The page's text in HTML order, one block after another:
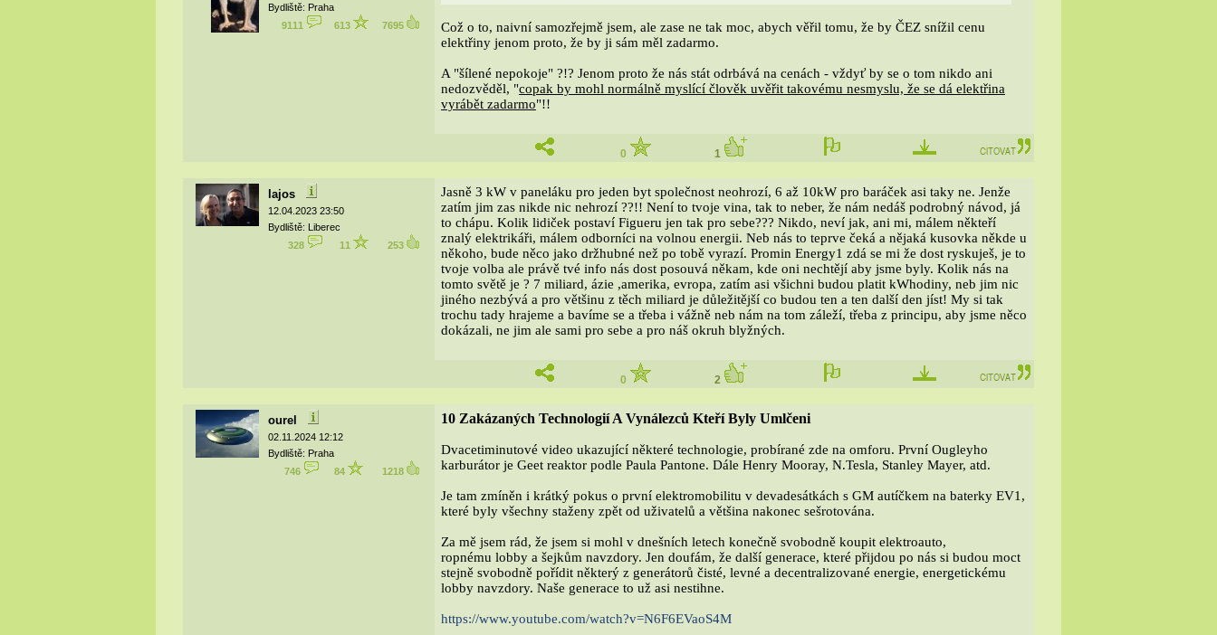
Bydliště: Praha
9111
613 7695
Což o to, naivní samozřejmě jsem, ale zase ne tak moc, abych věřil tomu, že by ČEZ snížil cenu
elektřiny jenom proto, že by ji sám měl zadarmo.
A "šílené nepokoje" ?!? Jenom proto že nás stát odrbává na cenách - vždyť by se o tom nikdo ani
nedozvěděl, "copak by mohl normálně myslící člověk uvěřit takovému nesmyslu, že se dá elektřina
vyrábět zadarmo"!!
0 1
lajos
12.04.2023 23:50
Bydliště: Liberec
328
11 253
Jasně 3 kW v paneláku pro jeden byt společnost neohrozí, 6 až 10kW pro baráček asi taky ne. Jenže
zatím jim zas nikde nic nehrozí ??!! Není to tvoje vina, tak to neber, že nám nedáš podrobný návod, já
to chápu. Kolik lidiček postaví Figueru jen tak pro sebe??? Nikdo, neví jak, ani mi, málem někteří
znalý elektrikáři, málem odborníci na volnou energii. Neb nás to teprve čeká a nějaká kusovka někde u
někoho, bude něco jako držhubné než po tobě vyrazí. Promin Energy1 zdá se mi že dost ryskuješ, je to
tvoje volba ale právě tvé info nás dost posouvá někam, kde oni nechtějí aby jsme byly. Kolik nás na
tomto světě je ? 7 miliard, ázie ,amerika, evropa, zatím asi všichni budou platit kWhodiny, neb jim nic
jiného nezbývá a pro většinu z těch miliard je důležitější co budou ten a ten další den jíst! My si tak
trochu tady hrajeme a bavíme se a třeba i vážně neb nám na tom záleží, třeba z principu, aby jsme něco
dokázali, ne jim ale sami pro sebe a pro náš okruh blyžných.
0 2
ourel
02.11.2024 12:12
Bydliště: Praha
746
84 1218
10 Zakázaných Technologií A Vynálezců Kteří Byly Umlčeni
Dvacetiminutové video ukazující některé technologie, probírané zde na omforu. První Ougleyho
karburátor je Geet reaktor podle Paula Pantone. Dále Henry Mooray, N.Tesla, Stanley Mayer, atd.
Je tam zmíněn i krátký pokus o první elektromobilitu v devadesátkách s GM autíčkem na baterky EV1,
které byly všechny staženy zpět od uživatelů a většina nakonec sešrotována.
Za mě jsem rád, že jsem si mohl v dnešních letech konečně svobodně koupit elektroauto,
ropnému lobby a šejkům navzdory. Jen doufám, že další generace, které přijdou po nás si budou moct
stejně svobodně pořídit některý z generátorů čisté, levné a decentralizované energie, energetickému
lobby navzdory. Naše generace to už asi nestihne.
https://www.youtube.com/watch?v=N6F6EVaoS4M